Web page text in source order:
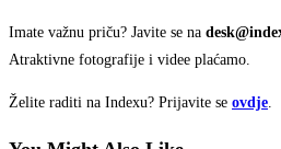
Imate važnu priču? Javite se na
Atraktivne fotografije i videe plaćamo.
Želite raditi na Indexu? Prijavite se ovdje.